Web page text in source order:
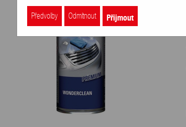
Předvolby Odmítnout Přijmout